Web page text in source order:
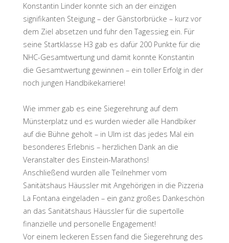
Konstantin Linder konnte sich an der einzigen
signifikanten Steigung – der Gänstorbrücke – kurz vor
dem Ziel absetzen und fuhr den Tagessieg ein. Für
seine Startklasse H3 gab es dafür 200 Punkte für die
NHC-Gesamtwertung und damit konnte Konstantin
die Gesamtwertung gewinnen – ein toller Erfolg in der
noch jungen Handbikekarriere!
Wie immer gab es eine Siegerehrung auf dem
Münsterplatz und es wurden wieder alle Handbiker
auf die Bühne geholt – in Ulm ist das jedes Mal ein
besonderes Erlebnis – herzlichen Dank an die
Veranstalter des Einstein-Marathons!
Anschließend wurden alle Teilnehmer vom
Sanitätshaus Häussler mit Angehörigen in die Pizzeria
La Fontana eingeladen – ein ganz großes Dankeschön
an das Sanitätshaus Häussler für die supertolle
finanzielle und personelle Engagement!
Vor einem leckeren Essen fand die Siegerehrung des